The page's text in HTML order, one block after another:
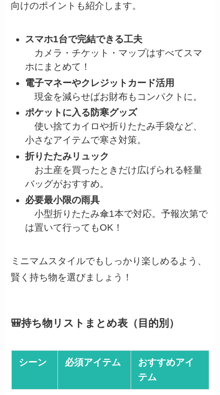
向けのポイントも紹介します。
スマホ1台で完結できる工夫
カメラ・チケット・マップはすべてスマ
ホにまとめて！
電子マネーやクレジットカード活用
現金を減らせばお財布もコンパクトに。
ポケットに入る防寒グッズ
使い捨てカイロや折りたたみ手袋など、
小さなアイテムで寒さ対策。
折りたたみリュック
お土産を買ったときだけ広げられる軽量
バッグがおすすめ。
必要最小限の雨具
小型折りたたみ傘1本で対応。予報次第で
は置いて行ってもOK！
ミニマムスタイルでもしっかり楽しめるよう、
賢く持ち物を選びましょう！
🎒持ち物リストまとめ表（目的別）
シーン 必須アイテム
おすすめアイ
テム